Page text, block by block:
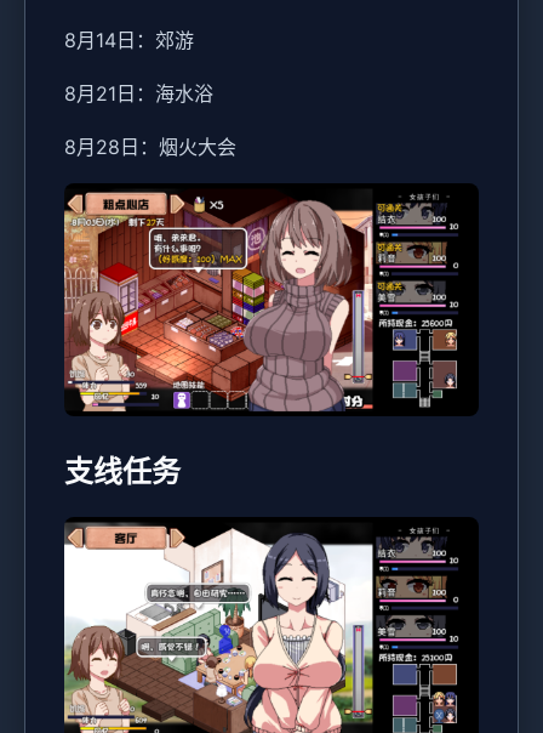
8月14日：郊游
8月21日：海水浴
8月28日：烟火大会
支线任务